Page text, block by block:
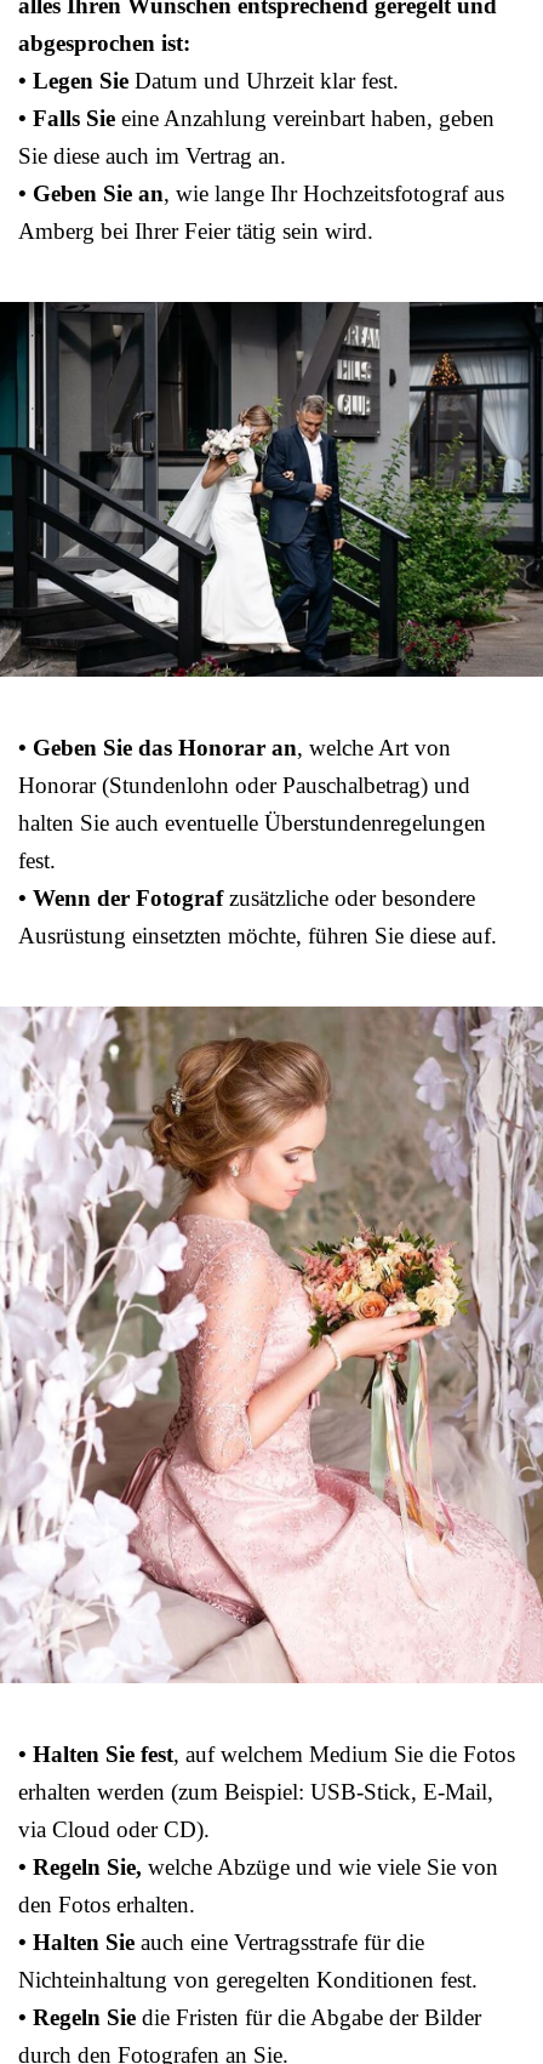
alles Ihren Wünschen entsprechend geregelt und
abgesprochen ist:
• Legen Sie Datum und Uhrzeit klar fest.
• Falls Sie eine Anzahlung vereinbart haben, geben
Sie diese auch im Vertrag an.
• Geben Sie an, wie lange Ihr Hochzeitsfotograf aus
Amberg bei Ihrer Feier tätig sein wird.
• Geben Sie das Honorar an, welche Art von
Honorar (Stundenlohn oder Pauschalbetrag) und
halten Sie auch eventuelle Überstundenregelungen
fest.
• Wenn der Fotografzusätzliche oder besondere
Ausrüstung einsetzten möchte, führen Sie diese auf.
• Halten Sie fest, auf welchem Medium Sie die Fotos
erhalten werden (zum Beispiel: USB-Stick, E-Mail,
via Cloud oder CD).
• Regeln Sie, welche Abzüge und wie viele Sie von
den Fotos erhalten.
• Halten Sie auch eine Vertragsstrafe für die
Nichteinhaltung von geregelten Konditionen fest.
• Regeln Sie die Fristen für die Abgabe der Bilder
durch den Fotografen an Sie.